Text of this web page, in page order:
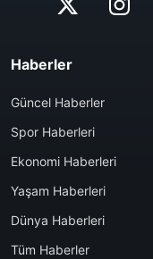
Haberler
Güncel Haberler
Spor Haberleri
Ekonomi Haberleri
Yaşam Haberleri
Dünya Haberleri
Tüm Haberler